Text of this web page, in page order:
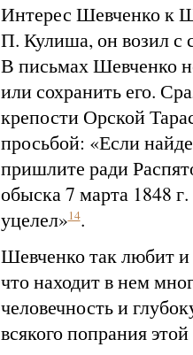
Интерес Шевченко к
П. Кулиша, он возил с
В письмах Шевченко
или сохранить его.
крепости Орской
просьбой: «Если
пришлите ради
обыска 7 марта 1848
уцелел»14.
Шевченко так любит и
что находит в нем
человечность и
всякого попрания